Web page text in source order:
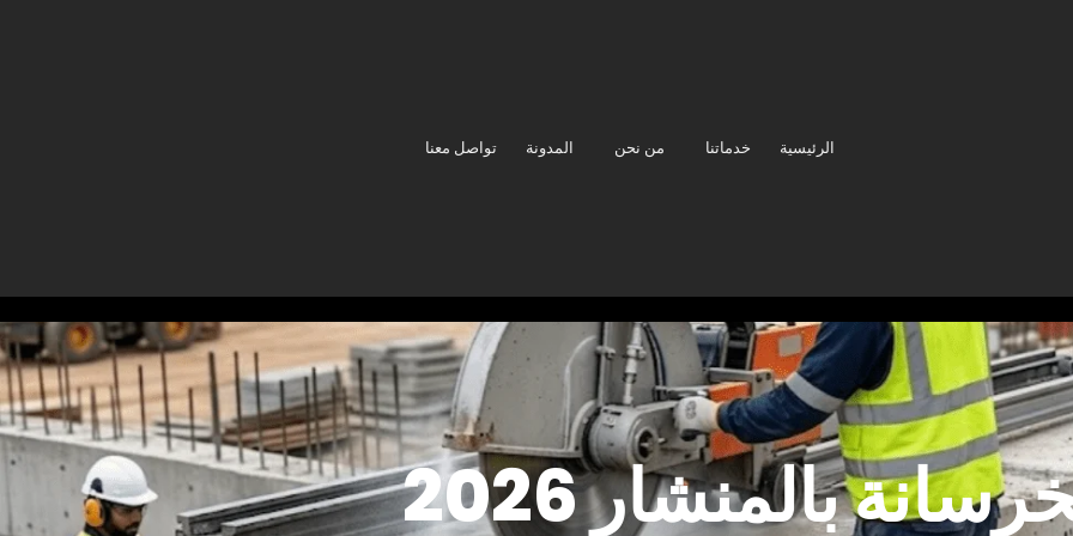
الرئيسية خدماتنا من نحن المدونة تواصل معنا
بالمنشار 2026